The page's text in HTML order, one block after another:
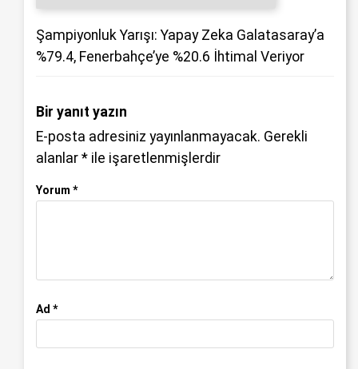
Şampiyonluk Yarışı: Yapay Zeka Galatasaray’a
%79.4, Fenerbahçe’ye %20.6 İhtimal Veriyor
Bir yanıt yazın
E-posta adresiniz yayınlanmayacak. Gerekli
alanlar * ile işaretlenmişlerdir
Yorum *
Ad *